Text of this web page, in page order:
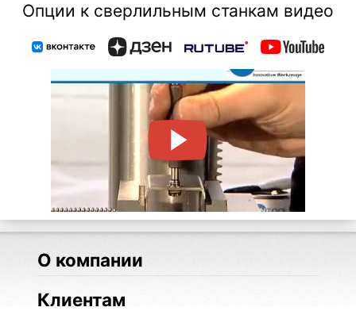
Опции к сверлильным станкам видео
О компании
Клиентам